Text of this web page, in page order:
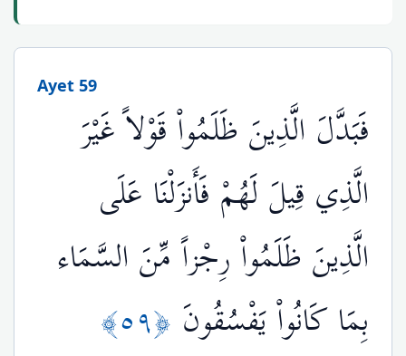
Ayet 59
فَبَدَّلَ الَّذِينَ ظَلَمُواْ قَوْلاً غَيْرَ
الَّذِي قِيلَ لَهُمْ فَأَنزَلْنَا عَلَى
الَّذِينَ ظَلَمُواْ رِجْزاً مِّنَ السَّمَاء
بِمَا كَانُواْ يَفْسُقُونَ ﴿٥٩﴾